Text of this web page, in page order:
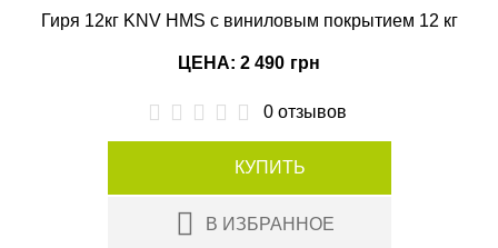
Гиря 12кг KNV HMS с виниловым покрытием 12 кг
ЦЕНА: 2 490 грн
0 отзывов
КУПИТЬ
В ИЗБРАННОЕ